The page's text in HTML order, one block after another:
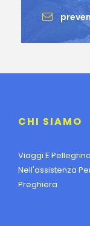
CHI SIAMO
Viaggi E
Nell'assistenza
Preghiera.